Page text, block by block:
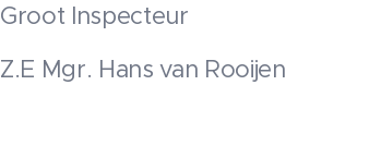
Groot Inspecteur
Z.E Mgr. Hans van Rooijen